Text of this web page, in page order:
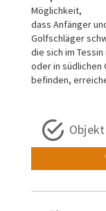
Möglichkeit,
dass Anfänger
Golfschläger
die sich im
oder in südlichen
befinden,